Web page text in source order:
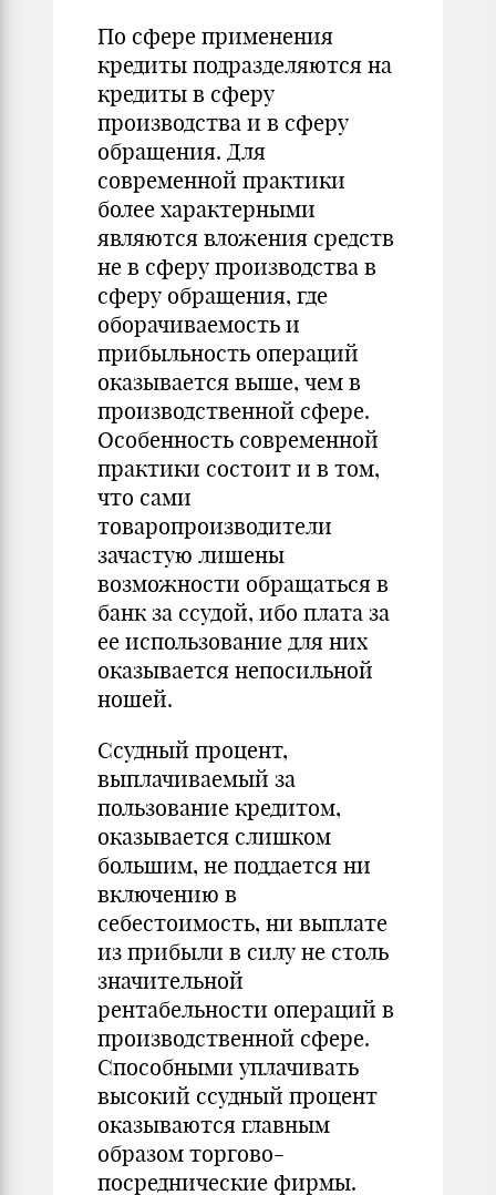
По сфере применения
кредиты подразделяются на
кредиты в сферу
производства и в сферу
обращения. Для
современной практики
более характерными
являются вложения средств
не в сферу производства в
сферу обращения, где
оборачиваемость и
прибыльность операций
оказывается выше, чем в
производственной сфере.
Особенность современной
практики состоит и в том,
что сами
товаропроизводители
зачастую лишены
возможности обращаться в
банк за ссудой, ибо плата за
ее использование для них
оказывается непосильной
ношей.
Ссудный процент,
выплачиваемый за
пользование кредитом,
оказывается слишком
большим, не поддается ни
включению в
себестоимость, ни выплате
из прибыли в силу не столь
значительной
рентабельности операций в
производственной сфере.
Способными уплачивать
высокий ссудный процент
оказываются главным
образом торгово-
посреднические фирмы.